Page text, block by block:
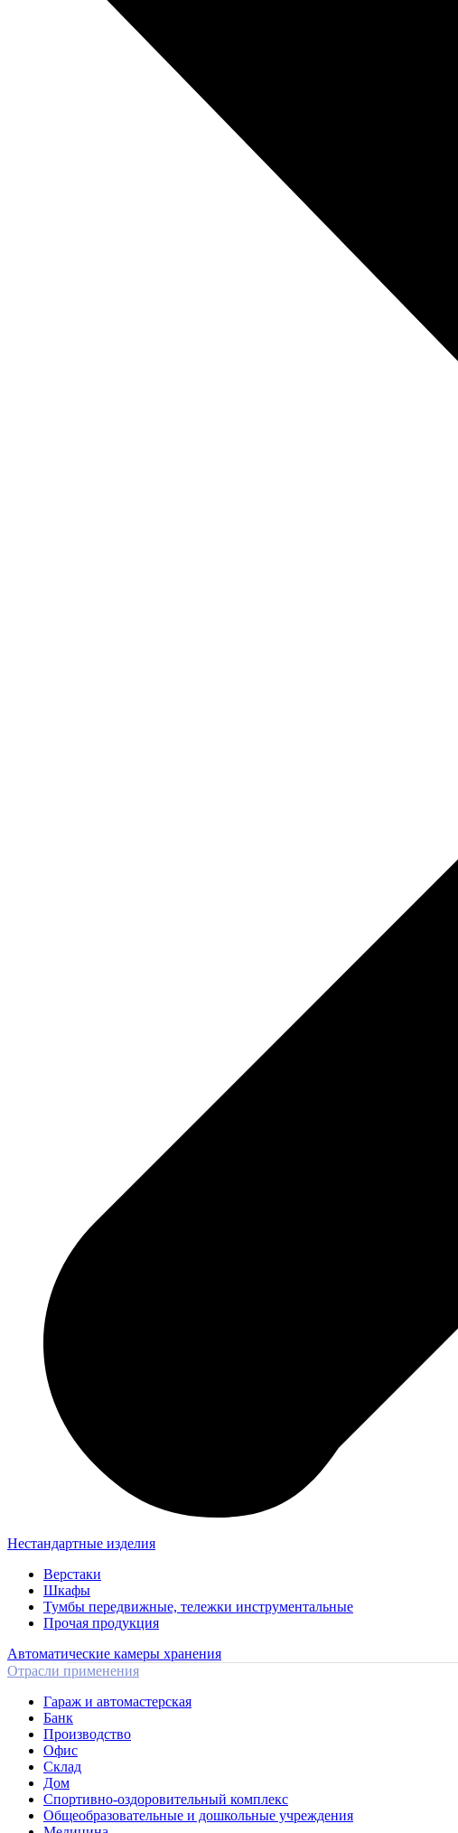
Нестандартные изделия
Верстаки
Шкафы
Тумбы передвижные, тележки инструментальные
Прочая продукция
Автоматические камеры хранения
Отрасли применения
Гараж и автомастерская
Банк
Производство
Офис
Склад
Дом
Спортивно-оздоровительный комплекс
Общеобразовательные и дошкольные учреждения